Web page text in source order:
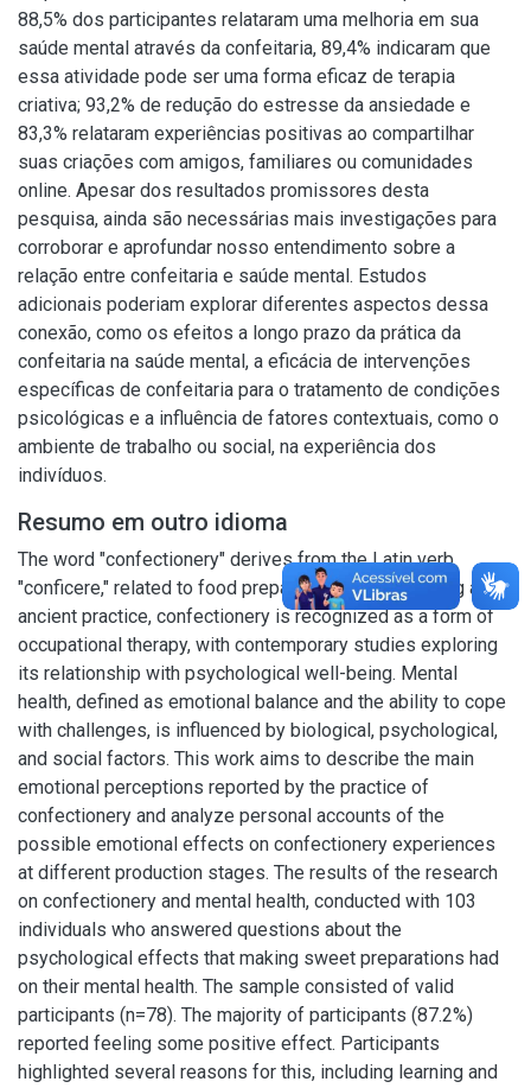
88,5% dos participantes relataram uma melhoria em sua
saúde mental através da confeitaria, 89,4% indicaram que
essa atividade pode ser uma forma eficaz de terapia
criativa; 93,2% de redução do estresse da ansiedade e
83,3% relataram experiências positivas ao compartilhar
suas criações com amigos, familiares ou comunidades
online. Apesar dos resultados promissores desta
pesquisa, ainda são necessárias mais investigações para
corroborar e aprofundar nosso entendimento sobre a
relação entre confeitaria e saúde mental. Estudos
adicionais poderiam explorar diferentes aspectos dessa
conexão, como os efeitos a longo prazo da prática da
confeitaria na saúde mental, a eficácia de intervenções
específicas de confeitaria para o tratamento de condições
psicológicas e a influência de fatores contextuais, como o
ambiente de trabalho ou social, na experiência dos
indivíduos.
Resumo em outro idioma
The word "confectionery" derives from the Latin verb
"conficere," related to food preparation. Besides being an
ancient practice, confectionery is recognized as a form of
occupational therapy, with contemporary studies exploring
its relationship with psychological well-being. Mental
health, defined as emotional balance and the ability to cope
with challenges, is influenced by biological, psychological,
and social factors. This work aims to describe the main
emotional perceptions reported by the practice of
confectionery and analyze personal accounts of the
possible emotional effects on confectionery experiences
at different production stages. The results of the research
on confectionery and mental health, conducted with 103
individuals who answered questions about the
psychological effects that making sweet preparations had
on their mental health. The sample consisted of valid
participants (n=78). The majority of participants (87.2%)
reported feeling some positive effect. Participants
highlighted several reasons for this, including learning and